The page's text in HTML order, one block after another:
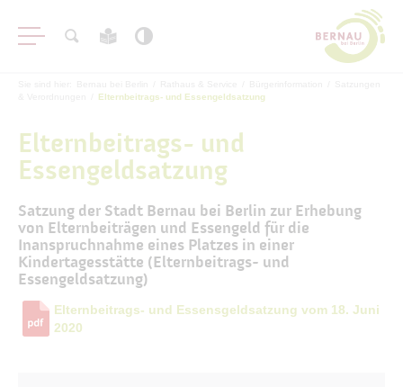
Aktuelles
Bürgerservice
Bürgerinformation
#BERNAUER & Amtsblatt
Haushalt
Elternbeitrags- und Essengeldsatzung
Elternbeitrags- und
Essengeldsatzung
Satzung der Stadt Bernau bei Berlin zur Erhebung
von Elternbeiträgen und Essengeld für die
Inanspruchnahme eines Platzes in einer
Kindertagesstätte (Elternbeitrags- und
Essengeldsatzung)
Elternbeitrags- und Essensgeldsatzung vom 18. Juni
2020